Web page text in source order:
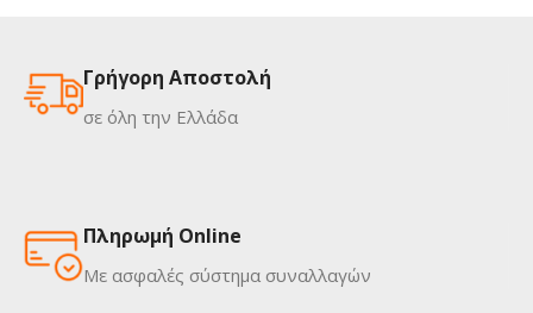
Γρήγορη Αποστολή
σε όλη την Ελλάδα
Πληρωμή Online
Με ασφαλές σύστημα συναλλαγών